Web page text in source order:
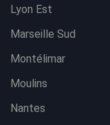
Lyon Est
Marseille Sud
Montélimar
Moulins
Nantes